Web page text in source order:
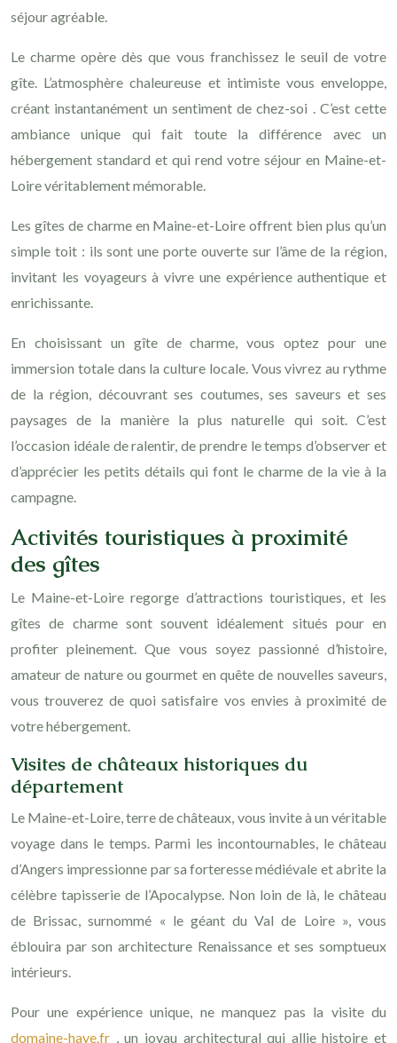
séjour agréable.
Le charme opère dès que vous franchissez le seuil de votre
gîte. L’atmosphère chaleureuse et intimiste vous enveloppe,
créant instantanément un sentiment de chez-soi . C’est cette
ambiance unique qui fait toute la différence avec un
hébergement standard et qui rend votre séjour en Maine-et-
Loire véritablement mémorable.
Les gîtes de charme en Maine-et-Loire offrent bien plus qu’un
simple toit : ils sont une porte ouverte sur l’âme de la région,
invitant les voyageurs à vivre une expérience authentique et
enrichissante.
En choisissant un gîte de charme, vous optez pour une
immersion totale dans la culture locale. Vous vivrez au rythme
de la région, découvrant ses coutumes, ses saveurs et ses
paysages de la manière la plus naturelle qui soit. C’est
l’occasion idéale de ralentir, de prendre le temps d’observer et
d’apprécier les petits détails qui font le charme de la vie à la
campagne.
Activités touristiques à proximité
des gîtes
Le Maine-et-Loire regorge d’attractions touristiques, et les
gîtes de charme sont souvent idéalement situés pour en
profiter pleinement. Que vous soyez passionné d’histoire,
amateur de nature ou gourmet en quête de nouvelles saveurs,
vous trouverez de quoi satisfaire vos envies à proximité de
votre hébergement.
Visites de châteaux historiques du
département
Le Maine-et-Loire, terre de châteaux, vous invite à un véritable
voyage dans le temps. Parmi les incontournables, le château
d’Angers impressionne par sa forteresse médiévale et abrite la
célèbre tapisserie de l’Apocalypse. Non loin de là, le château
de Brissac, surnommé « le géant du Val de Loire », vous
éblouira par son architecture Renaissance et ses somptueux
intérieurs.
Pour une expérience unique, ne manquez pas la visite du
domaine-haye.fr , un joyau architectural qui allie histoire et